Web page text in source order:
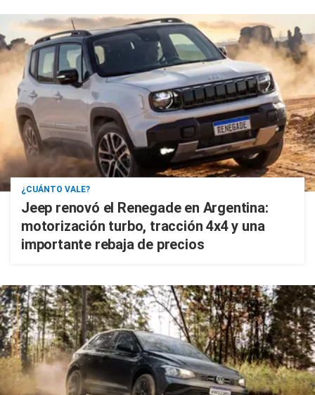
¿CUÁNTO VALE?
Jeep renovó el Renegade en Argentina:
motorización turbo, tracción 4x4 y una
importante rebaja de precios